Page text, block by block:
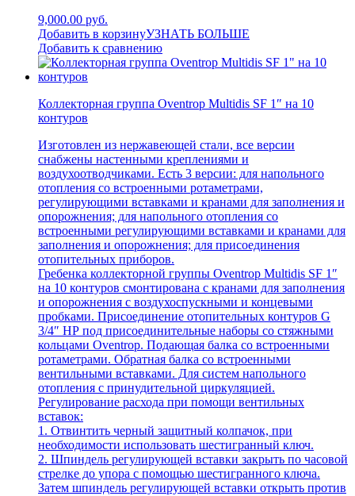
9,000.00 руб.
Добавить в корзинуУЗНАТЬ БОЛЬШЕ
Добавить к сравнению
Коллекторная группа Oventrop Multidis SF 1″ на 10
контуров
Изготовлен из нержавеющей стали, все версии
снабжены настенными креплениями и
воздухоотводчиками. Есть 3 версии: для напольного
отопления со встроенными ротаметрами,
регулирующими вставками и кранами для заполнения и
опорожнения; для напольного отопления со
встроенными регулирующими вставками и кранами для
заполнения и опорожнения; для присоединения
отопительных приборов.
Гребенка коллекторной группы Oventrop Multidis SF 1″
на 10 контуров смонтирована с кранами для заполнения
и опорожнения с воздухоспускными и концевыми
пробками. Присоединение отопительных контуров G
3/4″ НР под присоединительные наборы со стяжными
кольцами Oventrop. Подающая балка со встроенными
ротаметрами. Обратная балка со встроенными
вентильными вставками. Для систем напольного
отопления с принудительной циркуляцией.
Регулирование расхода при помощи вентильных
вставок:
1. Отвинтить черный защитный колпачок, при
необходимости использовать шестигранный ключ.
2. Шпиндель регулирующей вставки закрыть по часовой
стрелке до упора с помощью шестигранного ключа.
Затем шпиндель регулирующей вставки открыть против